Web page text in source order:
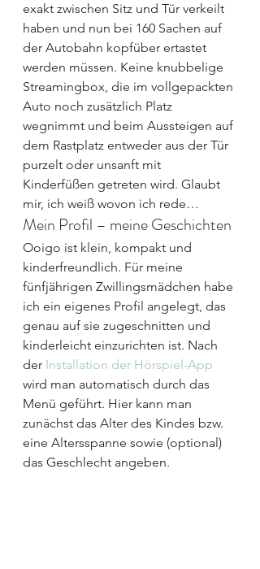
exakt zwischen Sitz und Tür verkeilt
haben und nun bei 160 Sachen auf
der Autobahn kopfüber ertastet
werden müssen. Keine knubbelige
Streamingbox, die im vollgepackten
Auto noch zusätzlich Platz
wegnimmt und beim Aussteigen auf
dem Rastplatz entweder aus der Tür
purzelt oder unsanft mit
Kinderfüßen getreten wird. Glaubt
mir, ich weiß wovon ich rede…
Mein Profil – meine Geschichten
Ooigo ist klein, kompakt und
kinderfreundlich. Für meine
fünfjährigen Zwillingsmädchen habe
ich ein eigenes Profil angelegt, das
genau auf sie zugeschnitten und
kinderleicht einzurichten ist. Nach
der Installation der Hörspiel-App
wird man automatisch durch das
Menü geführt. Hier kann man
zunächst das Alter des Kindes bzw.
eine Altersspanne sowie (optional)
das Geschlecht angeben.